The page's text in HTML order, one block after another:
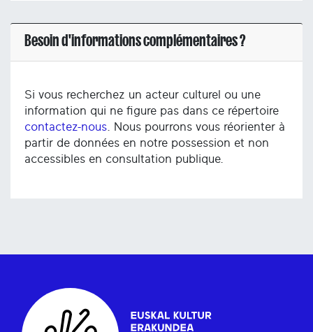
Besoin d'informations complémentaires ?
Si vous recherchez un acteur culturel ou une
information qui ne figure pas dans ce répertoire
contactez-nous . Nous pourrons vous réorienter à
partir de données en notre possession et non
accessibles en consultation publique.